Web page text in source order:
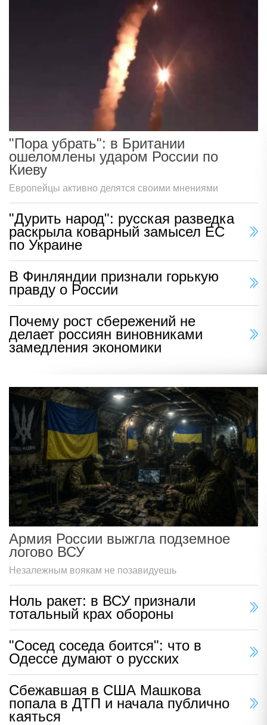
"Пора убрать": в Британии
ошеломлены ударом России по
Киеву
Европейцы активно делятся своими мнениями
"Дурить народ": русская разведка
раскрыла коварный замысел ЕС
по Украине
В Финляндии признали горькую
правду о России
Почему рост сбережений не
делает россиян виновниками
замедления экономики
Армия России выжгла подземное
логово ВСУ
Незалежным воякам не позавидуешь
Ноль ракет: в ВСУ признали
тотальный крах обороны
"Сосед соседа боится": что в
Одессе думают о русских
Сбежавшая в США Машкова
попала в ДТП и начала публично
каяться